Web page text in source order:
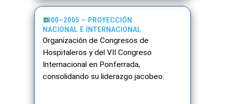
2000–2005 – PROYECCIÓN
NACIONAL E INTERNACIONAL
Organización de Congresos de
Hospitaleros y del VII Congreso
Internacional en Ponferrada,
consolidando su liderazgo jacobeo.